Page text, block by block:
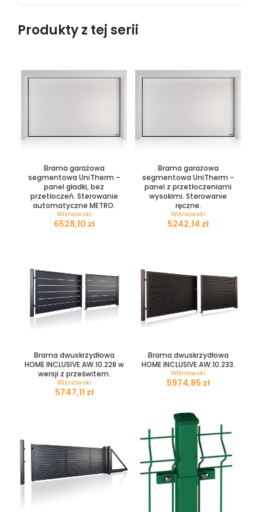
Produkty z tej serii
Brama garażowa
segmentowa UniTherm –
panel gładki, bez
przetłoczeń. Sterowanie
automatyczne METRO.
Wiśniowski
zł
Brama garażowa
segmentowa UniTherm –
panel z przetłoczeniami
wysokimi. Sterowanie
ręczne.
Wiśniowski
zł
Brama dwuskrzydłowa
HOME INCLUSIVE AW.10.228 w
wersji z prześwitem.
Wiśniowski
zł
Brama dwuskrzydłowa
HOME INCLUSIVE AW.10.233.
Wiśniowski
zł